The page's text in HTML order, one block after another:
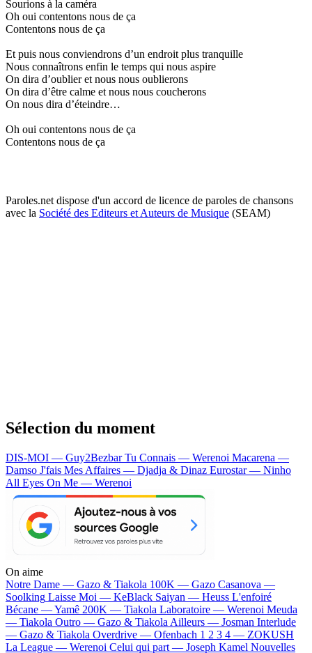
Sourions à la caméra
Oh oui contentons nous de ça
Contentons nous de ça
Et puis nous conviendrons d’un endroit plus tranquille
Nous connaîtrons enfin le temps qui nous aspire
On dira d’oublier et nous nous oublierons
On dira d’être calme et nous nous coucherons
On nous dira d’éteindre…
Oh oui contentons nous de ça
Contentons nous de ça
Paroles.net dispose d'un accord de licence de paroles de chansons
avec la Société des Editeurs et Auteurs de Musique (SEAM)
Sélection du moment
DIS-MOI — Guy2BezbarTu Connais — Werenoi Macarena —
Damso J'fais Mes Affaires — Djadja & Dinaz Eurostar — Ninho
All Eyes On Me — Werenoi
On aime
Notre Dame — Gazo & Tiakola 100K — Gazo Casanova —
Soolking Laisse Moi — KeBlack Saiyan — Heuss L'enfoiré
Bécane —Yamê 200K — Tiakola Laboratoire — Werenoi Meuda
— Tiakola Outro — Gazo & Tiakola Ailleurs — Josman Interlude
— Gazo & Tiakola Overdrive — Ofenbach 1 2 3 4 — ZOKUSH
La League — Werenoi Celui qui part — Joseph Kamel Nouvelles